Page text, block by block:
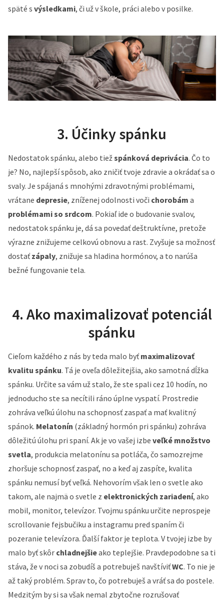
späté s výsledkami, či už v škole, práci alebo v posilke.
3. Účinky spánku
Nedostatok spánku, alebo tiežspánková deprivácia. Čo to
je? No, najlepší spôsob, ako zničiť tvoje zdravie a okrádať sa o
svaly. Je spájaná s mnohými zdravotnými problémami,
vrátane depresie, zníženej odolnosti voči chorobám a
problémami so srdcom. Pokiaľ ide o budovanie svalov,
nedostatok spánku je, dá sa povedať deštruktívne, pretože
výrazne znižujeme celkovú obnovu a rast. Zvyšuje sa možnosť
dostať zápaly, znižuje sa hladina hormónov, a to narúša
bežné fungovanie tela.
4. Ako maximalizovať potenciál
spánku
Cieľom každého z nás by teda malo byť maximalizovať
kvalitu spánku. Tá je oveľa dôležitejšia, ako samotná dĺžka
spánku. Určite sa vám už stalo, že ste spali cez 10 hodín, no
jednoducho ste sa necítili ráno úplne vyspatí. Prostredie
zohráva veľkú úlohu na schopnosť zaspať a mať kvalitný
spánok. Melatonín (základný hormón pri spánku) zohráva
dôležitú úlohu pri spaní. Ak je vo vašej izbe veľké množstvo
svetla, produkcia melatonínu sa potláča, čo samozrejme
zhoršuje schopnosť zaspať, no a keď aj zaspíte, kvalita
spánku nemusí byť veľká. Nehovorím však len o svetle ako
takom, ale najmä o svetle z elektronických zariadení, ako
mobil, monitor, televízor. Tvojmu spánku určite neprospeje
scrollovanie fejsbučiku a instagramu pred spaním či
pozeranie televízora. Ďalší faktor je teplota. V tvojej izbe by
malo byť skôr chladnejšieako teplejšie. Pravdepodobne sa ti
stáva, že v noci sa zobudíš a potrebuješ navštíviťWC. To nie je
až taký problém. Sprav to, čo potrebuješ a vráť sa do postele.
Medzitým by si sa však nemal zbytočne rozrušovať